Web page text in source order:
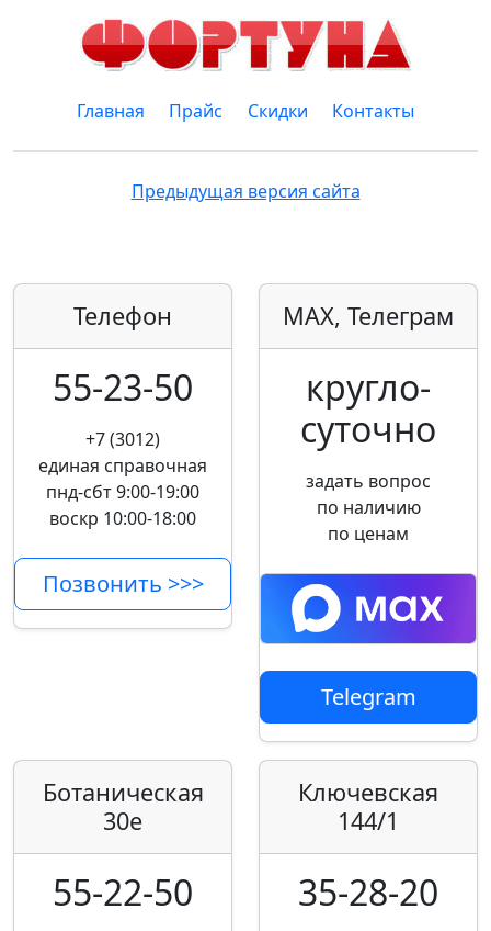
Главная Прайс Скидки Контакты
Предыдущая версия сайта
Телефон
55-23-50
+7 (3012)
единая справочная
пнд-сбт 9:00-19:00
воскр 10:00-18:00
Позвонить >>>
MAX, Телеграм
кругло­
суточно
задать вопрос
по наличию
по ценам
Telegram
Ботаническая
30е
55-22-50
Ключевская
144/1
35-28-20